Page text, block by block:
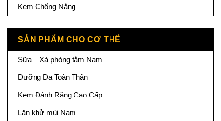
Kem Chống Nắng
SẢN PHẨM CHO CƠ THỂ
Sữa – Xà phòng tắm Nam
Dưỡng Da Toàn Thân
Kem Đánh Răng Cao Cấp
Lăn khử mùi Nam